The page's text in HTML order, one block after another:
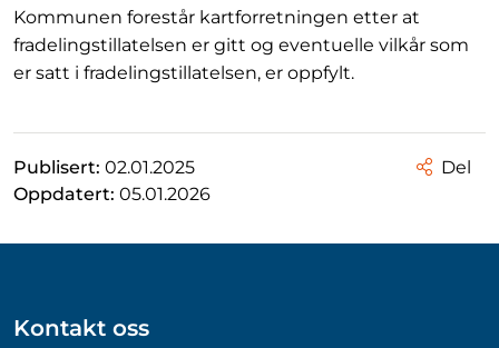
Kommunen forestår kartforretningen etter at
fradelingstillatelsen er gitt og eventuelle vilkår som
er satt i fradelingstillatelsen, er oppfylt.
Publisert: 02.01.2025
Oppdatert: 05.01.2026
Del
Kontakt oss